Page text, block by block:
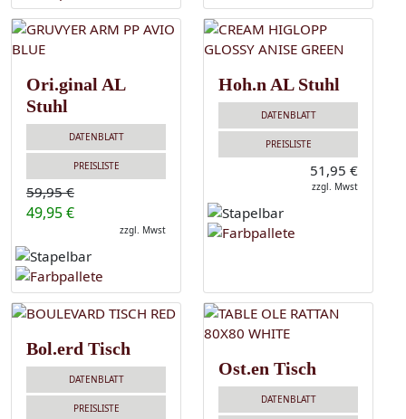
Ori.ginal AL
Stuhl
DATENBLATT
PREISLISTE
59,95 €
49,95 €
zzgl. Mwst
Hoh.n AL Stuhl
DATENBLATT
PREISLISTE
51,95 €
zzgl. Mwst
Bol.erd Tisch
DATENBLATT
PREISLISTE
Ost.en Tisch
DATENBLATT